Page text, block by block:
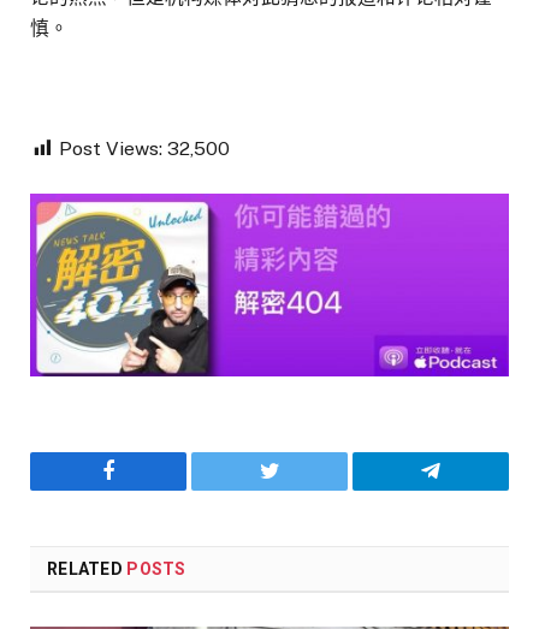
慎。
Post Views: 32,500
Facebook Twitter Telegram
RELATED POSTS